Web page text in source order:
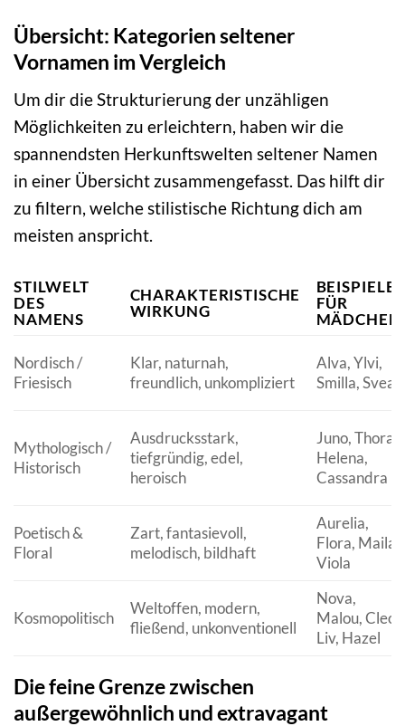
Übersicht: Kategorien seltener
Vornamen im Vergleich
Um dir die Strukturierung der unzähligen
Möglichkeiten zu erleichtern, haben wir die
spannendsten Herkunftswelten seltener Namen
in einer Übersicht zusammengefasst. Das hilft dir
zu filtern, welche stilistische Richtung dich am
meisten anspricht.
STILWELT
DES
NAMENS
CHARAKTERISTISCHE
WIRKUNG
BEISPIELE
FÜR
MÄDCHEN
Nordisch /
Friesisch
Klar, naturnah,
freundlich, unkompliziert
Alva, Ylvi,
Smilla, Svea
Mythologisch /
Historisch
Ausdrucksstark,
tiefgründig, edel,
heroisch
Juno, Thora,
Helena,
Cassandra
Poetisch &
Floral
Zart, fantasievoll,
melodisch, bildhaft
Aurelia,
Flora, Maila,
Viola
Kosmopolitisch
Weltoffen, modern,
fließend, unkonventionell
Nova,
Malou, Cleo,
Liv, Hazel
Die feine Grenze zwischen
außergewöhnlich und extravagant